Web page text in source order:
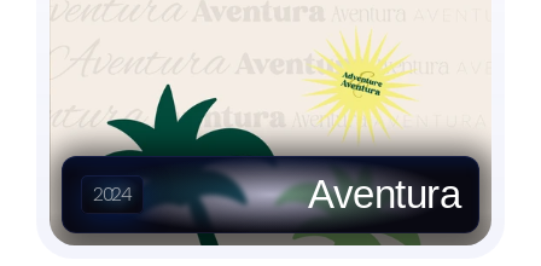
2024 Aventura